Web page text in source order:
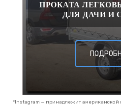
ПРОКАТА
ДЛЯ ДАЧИ И
*Instagram — принадлежит американской